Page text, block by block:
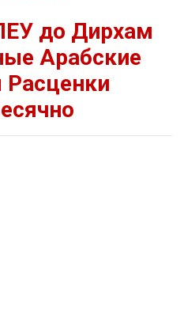
до Дирхам
Арабские